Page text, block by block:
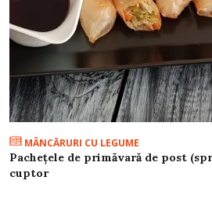
MÂNCĂRURI CU LEGUME
Pachețele de primăvară de post
cuptor